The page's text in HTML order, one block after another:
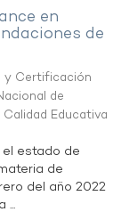
en
de
y Certificación
de
Educativa
el estado de
de
del año 2022
...